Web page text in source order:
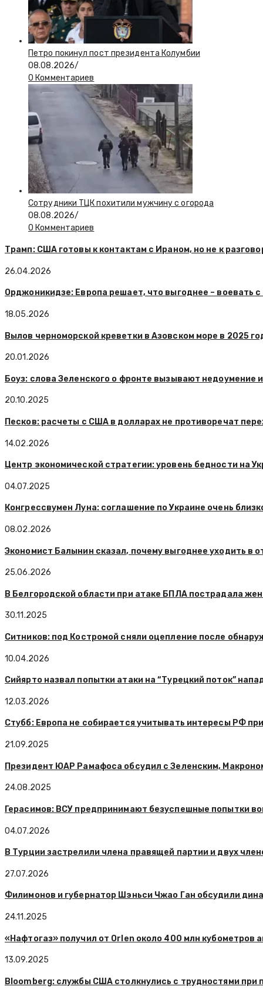
Петро покинул пост президента Колумбии
08.08.2026/
0 Комментариев
Сотрудники ТЦК похитили мужчину с огорода
08.08.2026/
0 Комментариев
Трамп: США готовы к контактам с Ираном, но не к
26.04.2026
Орджоникидзе: Европа решает, что выгоднее – воевать
18.05.2026
Вылов черноморской креветки в Азовском море в 2025
20.01.2026
Боуз: слова Зеленского о фронте вызывают недоумение
20.10.2025
Песков: расчеты с США в долларах не противоречат
14.02.2026
Центр экономической стратегии: уровень бедности на
04.07.2025
Конгрессвумен Луна: соглашение по Украине очень
08.02.2026
Экономист Балынин сказал, почему выгоднее уходить в
25.06.2026
В Белгородской области при атаке БПЛА пострадала
30.11.2025
Ситников: под Костромой сняли оцепление после
10.04.2026
Сийярто назвал попытки атаки на “Турецкий поток”
12.03.2026
Стубб: Европа не собирается учитывать интересы РФ
21.09.2025
Президент ЮАР Рамафоса обсудил с Зеленским,
24.08.2025
Герасимов: ВСУ предпринимают безуспешные попытки
04.07.2026
В Турции застрелили члена правящей партии и двух
27.07.2026
Филимонов и губернатор Шэньси Чжао Ган обсудили
24.11.2025
«Нафтогаз» получил от Orlen около 400 млн кубометров
13.09.2025
Bloomberg: службы США столкнулись с трудностями при